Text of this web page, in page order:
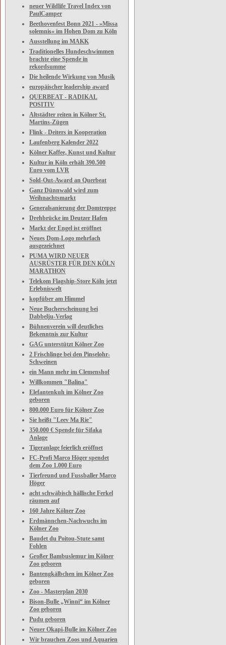
neuer Wildlife Travel Index von
PaulCamper
Beethovenfest Bonn 2021 - »Missa
solemnis« im Hohen Dom zu Köln
Ausstellung im MAKK
Traditionelles Hundeschwimmen
brachte eine Spende in
rekordsumme
Die heilende Wirkung von Musik
europäischer leadership award
QUERBEAT - RADIKAL
POSITIV
Altstädter reiten in Kölner St.
Martins-Zügen
Flink - Deiters in Kooperation
Laufenberg Kalender 2022
Kölner Kaffee, Kunst und Kultur
Kultur in Köln erhält 390.500
Euro vom LVR
Sold-Out-Award an Querbeat
Ganz Dünnwald wird zum
Weihnachtsmarkt
Generalsanierung der Domtreppe
Drehbrücke im Deutzer Hafen
Markt der Engel ist eröffnet
Neues Dom-Logo mehrfach
ausgezeichnet
PUMA WIRD NEUER
AUSRÜSTER FÜR DEN KÖLN
MARATHON
Telekom Flagship-Store Köln jetzt
Erlebniswelt
kopfüber am Himmel
Neue Bucherscheinung bei
Dabbelju-Verlag
Bühnenverein will deutliches
Bekenntnis zur Kultur
GAG unterstützt Kölner Zoo
2 Frischlinge bei den Pinselohr-
Schweinen
ein Mann mehr im Clemenshof
Willkommen "Balina"
Elefantenkuh im Kölner Zoo
geboren
800.000 Euro für Kölner Zoo
Sie heißt "Leev Ma Rie"
350.000 € Spende für Sifaka
Anlage
Tigeranlage feierlich eröffnet
FC-Profi Marco Höger spendet
dem Zoo 1.000 Euro
Tierfreund und Fussballer Marco
Höger
acht schwäbisch hällische Ferkel
räumen auf
160 Jahre Kölner Zoo
Erdmännchen-Nachwuchs im
Kölner Zoo
Baudet du Poitou-Stute samt
Fohlen
Großer Bambuslemur im Kölner
Zoo geboren
Bantengkälbchen im Kölner Zoo
geboren
Zoo - Masterplan 2030
Bison-Bulle „Winni“ im Kölner
Zoo geboren
Pudu geboren
Neuer Okapi-Bulle im Kölner Zoo
Wir brauchen Zoos und Aquarien